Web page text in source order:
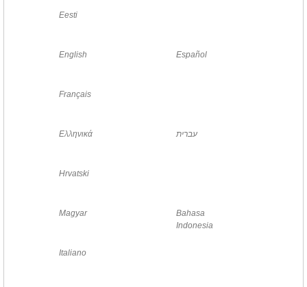
Eesti
English Español
Français
Ελληνικά עברית
Hrvatski
Magyar
Bahasa
Indonesia
Italiano